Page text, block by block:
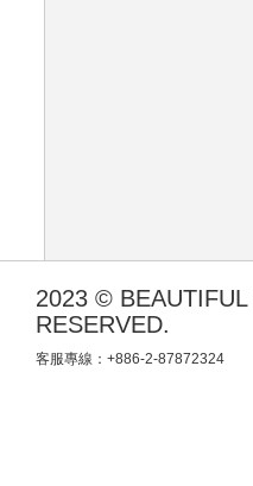
2023 ©
RESERVED.
客服專線：+886-2-87872324